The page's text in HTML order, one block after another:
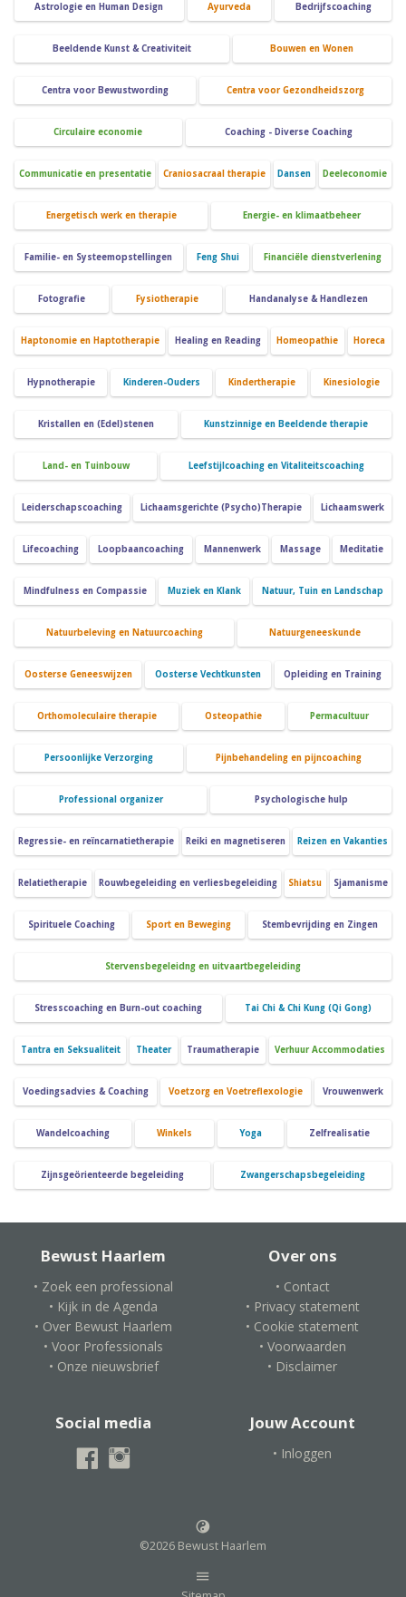
Astrologie en Human Design Ayurveda Bedrijfscoaching
Beeldende Kunst & Creativiteit Bouwen en Wonen
Centra voor Bewustwording Centra voor Gezondheidszorg
Circulaire economie Coaching - Diverse Coaching
Communicatie en presentatie Craniosacraal therapie Dansen Deeleconomie
Energetisch werk en therapie Energie- en klimaatbeheer
Familie- en Systeemopstellingen Feng Shui Financiële dienstverlening
Fotografie Fysiotherapie Handanalyse & Handlezen
Haptonomie en Haptotherapie Healing en Reading Homeopathie Horeca
Hypnotherapie Kinderen-Ouders Kindertherapie Kinesiologie
Kristallen en (Edel)stenen Kunstzinnige en Beeldende therapie
Land- en Tuinbouw Leefstijlcoaching en Vitaliteitscoaching
Leiderschapscoaching Lichaamsgerichte (Psycho)Therapie Lichaamswerk
Lifecoaching Loopbaancoaching Mannenwerk Massage Meditatie
Mindfulness en Compassie Muziek en Klank Natuur, Tuin en Landschap
Natuurbeleving en Natuurcoaching Natuurgeneeskunde
Oosterse Geneeswijzen Oosterse Vechtkunsten Opleiding en Training
Orthomoleculaire therapie Osteopathie Permacultuur
Persoonlijke Verzorging Pijnbehandeling en pijncoaching
Professional organizer Psychologische hulp
Regressie- en reïncarnatietherapie Reiki en magnetiseren Reizen en Vakanties
Relatietherapie Rouwbegeleiding en verliesbegeleiding Shiatsu Sjamanisme
Spirituele Coaching Sport en Beweging Stembevrijding en Zingen
Stervensbegeleidng en uitvaartbegeleiding
Stresscoaching en Burn-out coaching Tai Chi & Chi Kung (Qi Gong)
Tantra en Seksualiteit Theater Traumatherapie Verhuur Accommodaties
Voedingsadvies & Coaching Voetzorg en Voetreflexologie Vrouwenwerk
Wandelcoaching Winkels Yoga Zelfrealisatie
Zijnsgeörienteerde begeleiding Zwangerschapsbegeleiding
Bewust Haarlem
• Zoek een professional
• Kijk in de Agenda
• Over Bewust Haarlem
• Voor Professionals
• Onze nieuwsbrief
Over ons
• Contact
• Privacy statement
• Cookie statement
• Voorwaarden
• Disclaimer
Social media Jouw Account
• Inloggen
©2026 Bewust Haarlem